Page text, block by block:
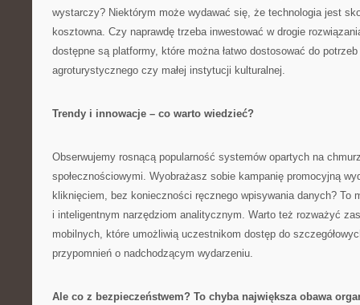
wystarczy? Niektórym może wydawać się, że technologia jest
kosztowna. Czy naprawdę trzeba inwestować w drogie
dostępne są platformy, które można łatwo dostosować do
agroturystycznego czy małej instytucji kulturalnej.
Trendy i innowacje – co warto wiedzieć?
Obserwujemy rosnącą popularność systemów opartych na
społecznościowymi. Wyobrażasz sobie kampanię promocyjną
kliknięciem, bez konieczności ręcznego wpisywania danych? To
i inteligentnym narzędziom analitycznym. Warto też rozważyć
mobilnych, które umożliwią uczestnikom dostęp do
przypomnień o nadchodzącym wydarzeniu.
Ale co z bezpieczeństwem? To chyba największa obawa